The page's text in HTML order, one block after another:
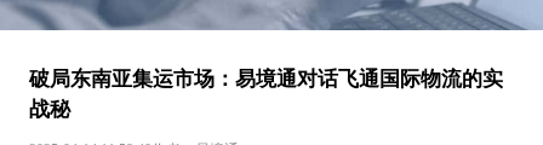
破局东南亚集运市场：易境通对话飞通国际物流的实
战秘